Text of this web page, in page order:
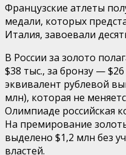
Французские атлеты
медали, которых
Италия, завоевали
В России за золото
$38 тыс., за бронзу —
эквивалент рублевой
млн), которая не
Олимпиаде российская
На премирование
выделено $1,2 млн без
властей.